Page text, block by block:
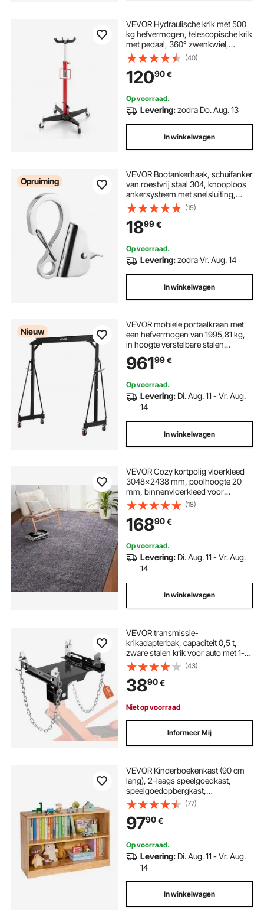
VEVOR Hydraulische krik met 500
kg hefvermogen, telescopische krik
met pedaal, 360° zwenkwiel,
hefhoogte 112-187 cm, takel voor
garage/werkplaats Rood + Zwart
(40)
12090€
Op voorraad.
Levering:zodra Do. Aug. 13
In winkelwagen
Opruiming
VEVOR Bootankerhaak, schuifanker
van roestvrij staal 304, knooploos
ankersysteem met snelsluiting,
bootankerhaakclips voor 9,5-16
mm bootankerlijn, schuifankerhaak
met maximale treksterkte van 1,7 t
(15)
1899€
Op voorraad.
Levering:zodra Vr. Aug. 14
In winkelwagen
Nieuw
VEVOR mobiele portaalkraan met
een hefvermogen van 1995,81 kg,
in hoogte verstelbare stalen
laadkraan van 251-371 cm,
robuuste werkplaatskraan inclusief
laadkraan voor magazijn,
werkplaats en bouwplaats.
96199€
Op voorraad.
Levering: Di. Aug. 11 - Vr. Aug.
14
In winkelwagen
VEVOR Cozy kortpolig vloerkleed
3048x2438 mm, poolhoogte 20
mm, binnenvloerkleed voor
woonkamer, slaapkamer,
studeerkamer, pluisvrij en met
antislip TPR-achterkant
(18)
16890€
Op voorraad.
Levering: Di. Aug. 11 - Vr. Aug.
14
In winkelwagen
VEVOR transmissie-
krikadapterbak, capaciteit 0,5 t,
zware stalen krik voor auto met 1-
1/5 inch verwijderbare zadelas,
voor garage en
reparatiewerkplaats, zwart
(43)
3890€
Niet op voorraad
Informeer Mij
VEVOR Kinderboekenkast (90 cm
lang), 2-laags speelgoedkast,
speelgoedopbergkast,
speelgoedplank voor slaapkamer,
kinderkamer, woonkamer,
vitrinekast, bruin
(77)
9790€
Op voorraad.
Levering: Di. Aug. 11 - Vr. Aug.
14
In winkelwagen